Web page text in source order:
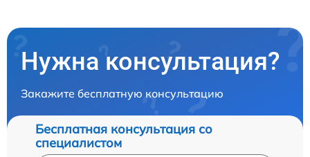
Нужна консультация?
Закажите бесплатную консультацию
Бесплатная консультация со
специалистом